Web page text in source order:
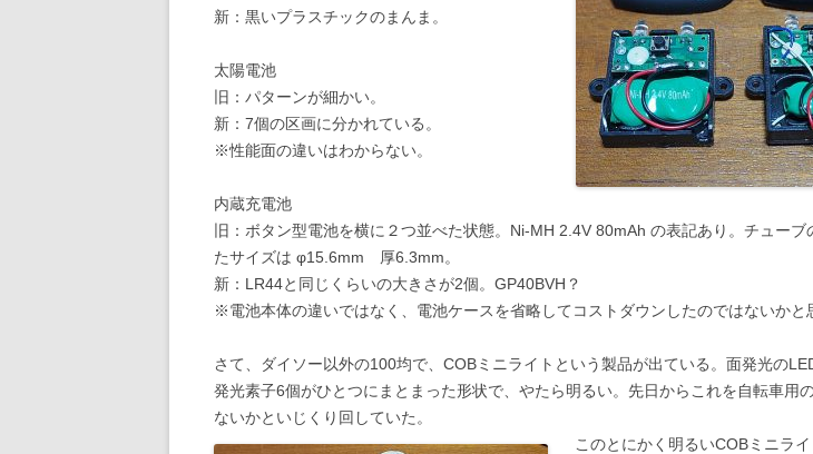
新：黒いプラスチックのまんま。
太陽電池
旧：パターンが細かい。
新：7個の区画に分かれている。
※性能面の違いはわからない。
内蔵充電池
旧：ボタン型電池を横に２つ並べた状態。Ni-MH 2.4V 80mAh の表記あり。チューブ
たサイズは φ15.6mm 厚6.3mm。
新：LR44と同じくらいの大きさが2個。GP40BVH？
※電池本体の違いではなく、電池ケースを省略してコストダウンしたのではないかと
さて、ダイソー以外の100均で、COBミニライトという製品が出ている。面発光の
発光素子6個がひとつにまとまった形状で、やたら明るい。先日からこれを自転車用
ないかといじくり回していた。
このとにかく明るいCOBミニラ